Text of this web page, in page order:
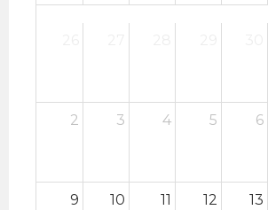
2 3 4 5 6
9 10 11 12 13